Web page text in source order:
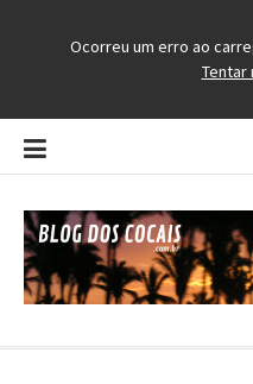
Pular
para
conteúdo